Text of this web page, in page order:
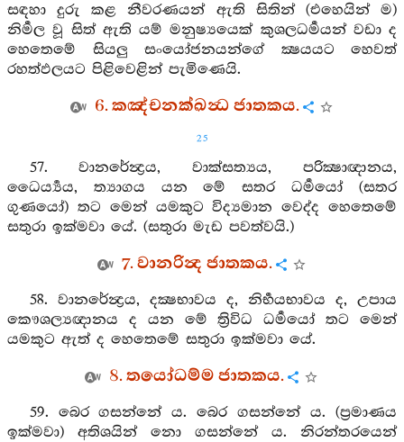
සඳහා දුරු කළ නීවරණයන් ඇති සිතින් (එහෙයින් ම)
නිර්‍මල වූ සිත් ඇති යම් මනුෂ්‍යයෙක් කුශලධර්‍මයන් වඩා ද
හෙතෙමේ සියලු සංයෝජනයන්ගේ ක්‍ෂයයට හෙවත්
රහත්ඵලයට පිළිවෙළින් පැමිණෙයි.
6. කඤ්චනක්ඛන්‍ධ ජාතකය.
25
57. වානරේන්‍ද්‍රය, වාක්සත්‍යය, පරික්‍ෂාඥානය,
ධෛර්‍ය්‍යය, ත්‍යාගය යන මේ සතර ධර්‍මයෝ (සතර
ගුණයෝ) තට මෙන් යමකුට විද්‍යමාන වෙද්ද හෙතෙමේ
සතුරා ඉක්මවා යේ. (සතුරා මැඩ පවත්වයි.)
7. වානරින්‍ද ජාතකය.
58. වානරේන්‍ද්‍රය, දක්‍ෂභාවය ද, නිර්‍භයභාවය ද, උපාය
කෞශල්‍යඥානය ද යන මේ ත්‍රිවිධ ධර්‍මයෝ තට මෙන්
යමකුට ඇත් ද හෙතෙමේ සතුරා ඉක්මවා යේ.
8. තයෝධම්ම ජාතකය.
59. බෙර ගසන්නේ ය. බෙර ගසන්නේ ය. (ප්‍රමාණය
ඉක්මවා) අතිශයින් නො ගසන්නේ ය. නිරන්තරයෙන්